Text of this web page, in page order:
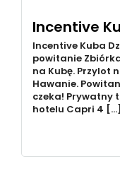
Incentive
Incentive Kuba
powitanie
na Kubę. Przylot
Hawanie.
czeka! Prywatny
hotelu Capri 4 […]